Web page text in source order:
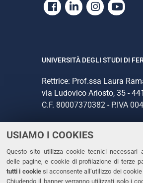
USIAMO I COOKIES
Questo sito utilizza cookie tecnici necessari
delle pagine, e cookie di profilazione di terze
tutti i cookiesi acconsente all’utilizzo dei
Chiudendo il banner verranno utilizzati solo i
Facebook
LinkedinInstagram
UNIVERSITÀ DEGLI STUDI DI
Rettrice: Prof.ssa Laura
via Ludovico Ariosto, 35 -
C.F. 80007370382 - P.IVA
CONTATTI
Tel. +39 0532 293111
Fax. +39 0532 293031
PEC